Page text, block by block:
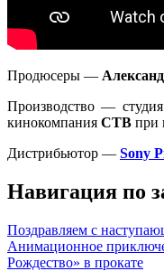
Продюсеры —
Производство —
кинокомпания СТВ при
Дистрибьютор — Sony
Навигация по
Поздравляем с
Анимационное
Рождество» в прокате